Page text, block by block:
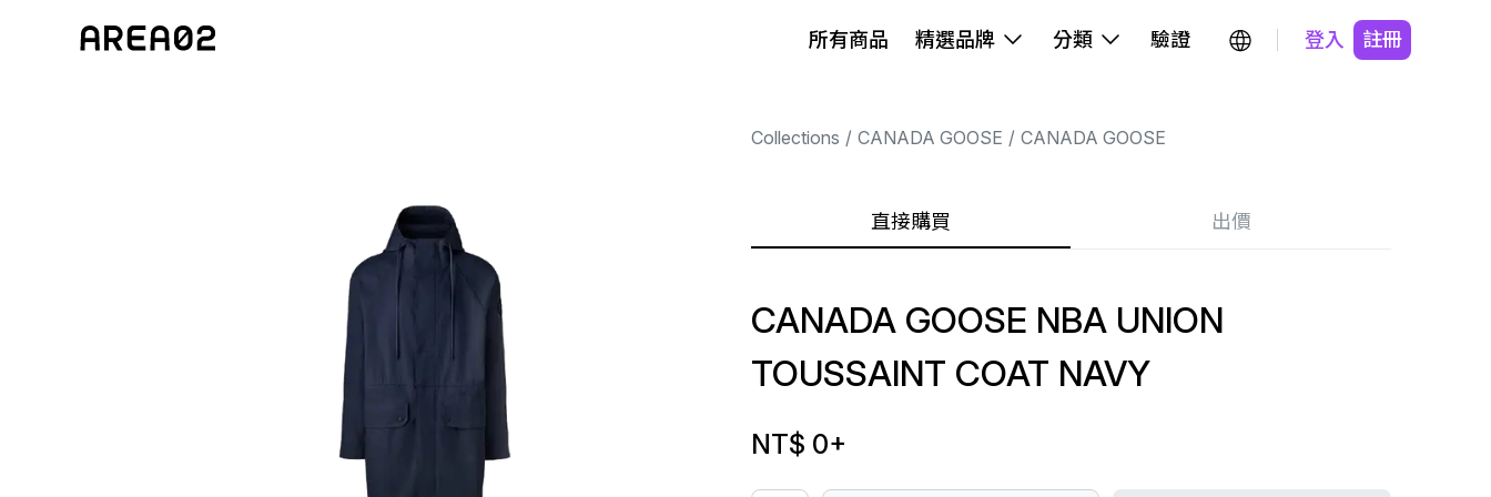
所有商品 精選品牌 分類 驗證 登入 註冊
Collections CANADA GOOSE CANADA GOOSE
直接購買 出價
CANADA GOOSE NBA UNION
TOUSSAINT COAT NAVY
NT$ 0+